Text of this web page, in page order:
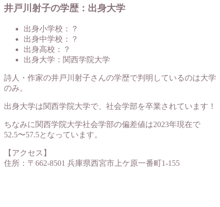
井戸川射子の学歴：出身大学
出身小学校：？
出身中学校：？
出身高校：？
出身大学：関西学院大学
詩人・作家の井戸川射子さんの学歴で判明しているのは大学
のみ。
出身大学は関西学院大学で、社会学部を卒業されています！
ちなみに関西学院大学社会学部の偏差値は2023年現在で
52.5〜57.5となっています。
【アクセス】
住所：〒662-8501 兵庫県西宮市上ケ原一番町1-155